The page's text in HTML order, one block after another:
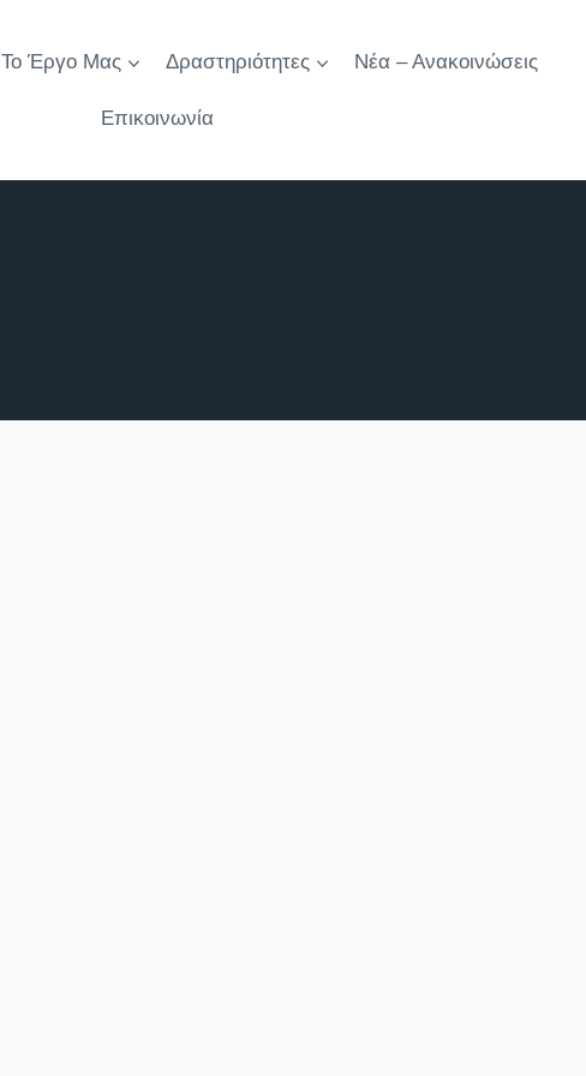
Το Έργο Μας Δραστηριότητες Νέα – Ανακοινώσεις
Επικοινωνία